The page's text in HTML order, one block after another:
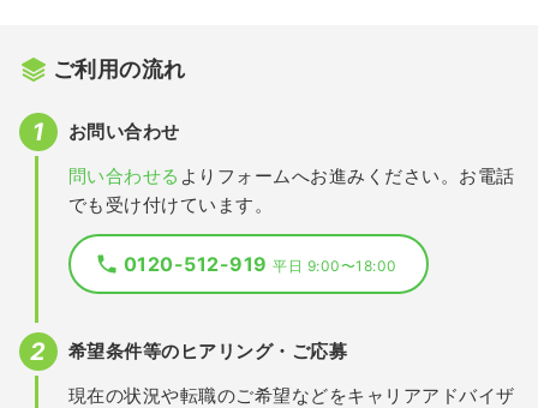
ご利用の流れ
お問い合わせ
問い合わせる よりフォームへお進みください。お電話
でも受け付けています。
0120-512-919平日 9:00〜18:00
希望条件等のヒアリング・ご応募
現在の状況や転職のご希望などをキャリアアドバイザ